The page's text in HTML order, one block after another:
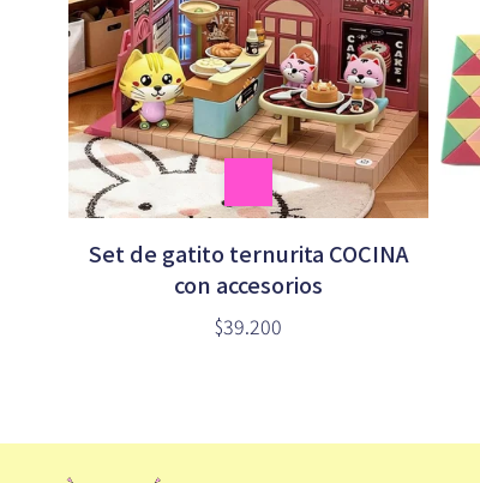
Set de gatito ternurita COCINA
con accesorios
$39.200